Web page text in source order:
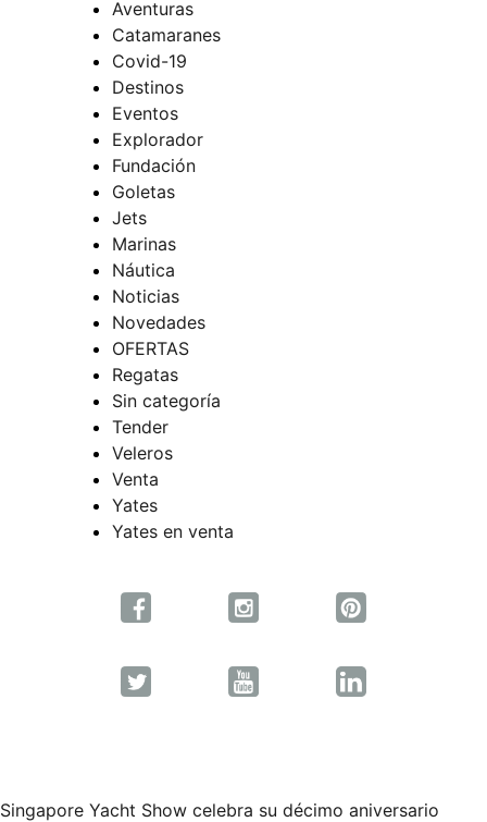
Aventuras
Catamaranes
Covid-19
Destinos
Eventos
Explorador
Fundación
Goletas
Jets
Marinas
Náutica
Noticias
Novedades
OFERTAS
Regatas
Sin categoría
Tender
Veleros
Venta
Yates
Yates en venta
Singapore Yacht Show celebra su décimo aniversario